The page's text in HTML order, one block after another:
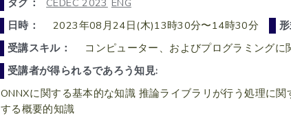
日時：
2023年08月24日(木)13時30分〜14時30分 形
受講スキル：
コンピューター、およびプログラミング
受講者が得られるであろう知見:
ONNXに関する基本的な知識 推論ライブラリが行う処理に
する概要的知識